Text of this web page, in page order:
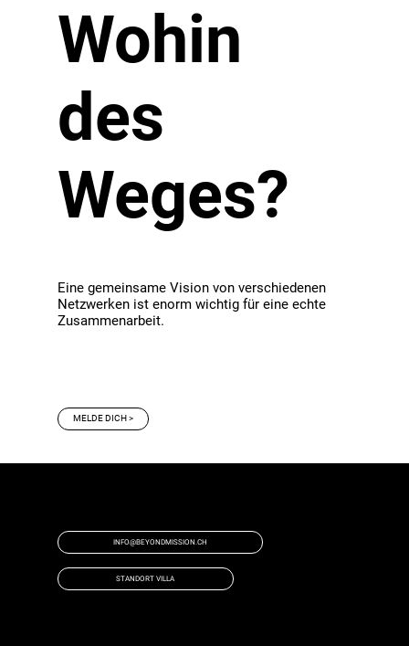
MELDE DICH >
Wohin
des
Weges?
Eine gemeinsame Vision von verschiedenen
Netzwerken ist enorm wichtig für eine echte
Zusammenarbeit.
INFO@BEYONDMISSION.CH
STANDORT VILLA